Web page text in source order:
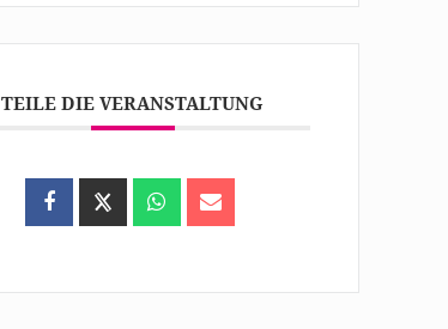
TEILE DIE VERANSTALTUNG